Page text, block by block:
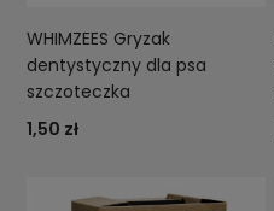
WHIMZEES Gryzak
dentystyczny dla psa
szczoteczka
1,50 zł